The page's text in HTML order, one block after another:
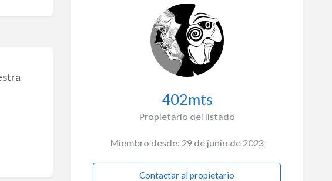
402mts
Propietario del listado
Miembro desde: 29 de junio de 2023
Contactar al propietario